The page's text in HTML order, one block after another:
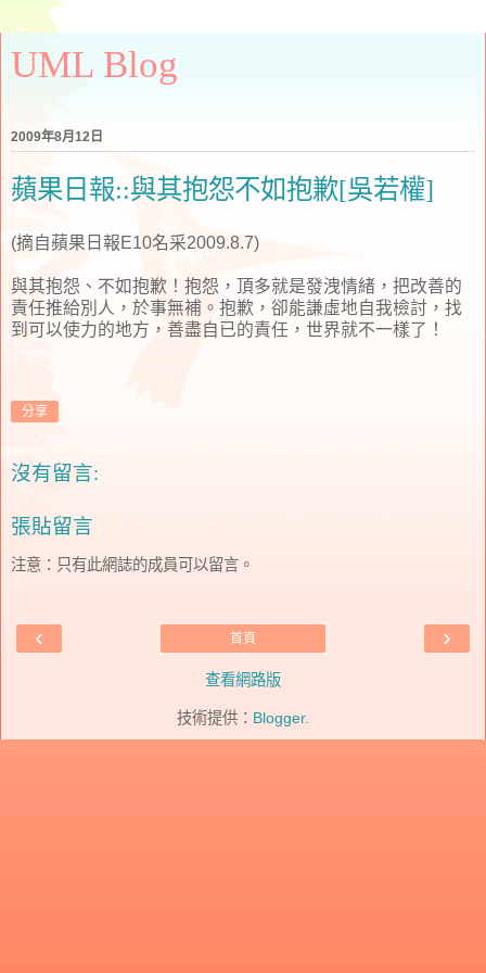
UML Blog
2009年8月12日
蘋果日報::與其抱怨不如抱歉[吳若權]
(摘自蘋果日報E10名采2009.8.7)
與其抱怨、不如抱歉！抱怨，頂多就是發洩情緒，把改善的
責任推給別人，於事無補。抱歉，卻能謙虛地自我檢討，找
到可以使力的地方，善盡自已的責任，世界就不一樣了！
分享
沒有留言:
張貼留言
注意：只有此網誌的成員可以留言。
‹ ›
首頁
查看網路版
技術提供： Blogger.